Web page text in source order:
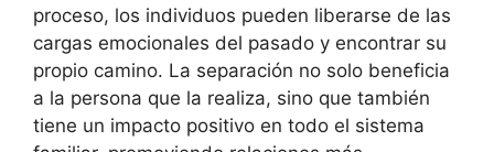
proceso, los individuos pueden liberarse de las
cargas emocionales del pasado y encontrar su
propio camino. La separación no solo beneficia
a la persona que la realiza, sino que también
tiene un impacto positivo en todo el sistema